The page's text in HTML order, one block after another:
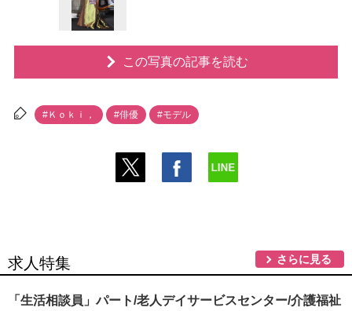
この写真の記事を読む
#Ｋｏｋｉ， #俳優 #モデル
求人特集 さらに見る
「生活相談員」パート/老人デイサービスセンター/介護福祉